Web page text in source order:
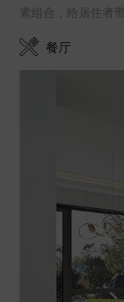
素组合，给居住者
餐厅